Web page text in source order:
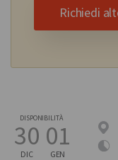
Richiedi
DISPONIBILITÀ
30
DIC
01
GEN